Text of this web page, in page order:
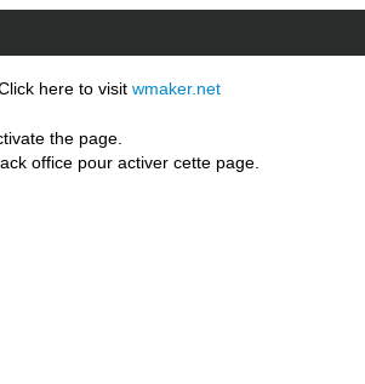
here to visit wmaker.net
the page.
office pour activer cette page.